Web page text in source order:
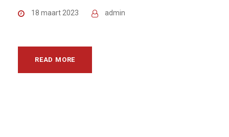
18 maart 2023 admin
READ MORE